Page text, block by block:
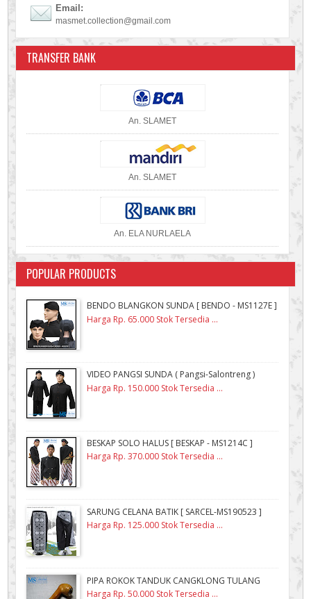
Email:
masmet.collection@gmail.com
TRANSFER BANK
An. SLAMET
An. SLAMET
An. ELA NURLAELA
POPULAR PRODUCTS
BENDO BLANGKON SUNDA [ BENDO - MS1127E ]
Harga Rp. 65.000 Stok Tersedia ...
VIDEO PANGSI SUNDA ( Pangsi-Salontreng )
Harga Rp. 150.000 Stok Tersedia ...
BESKAP SOLO HALUS [ BESKAP - MS1214C ]
Harga Rp. 370.000 Stok Tersedia ...
SARUNG CELANA BATIK [ SARCEL-MS190523 ]
Harga Rp. 125.000 Stok Tersedia ...
PIPA ROKOK TANDUK CANGKLONG TULANG
Harga Rp. 50.000 Stok Tersedia ...